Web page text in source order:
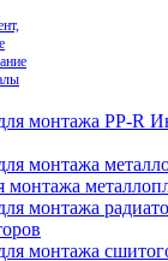
монтажа